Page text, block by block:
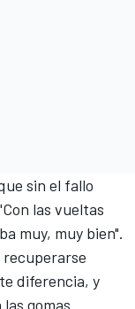
sin el fallo
las vueltas
muy, muy bien".
recuperarse
diferencia, y
gomas